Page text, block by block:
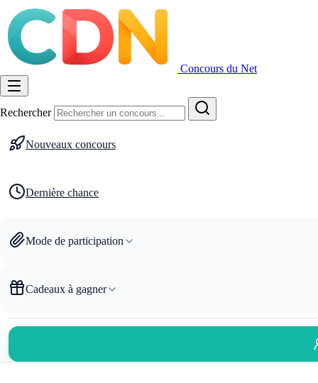
Concours du Net
Rechercher
Nouveaux concours
Dernière chance
Mode de participation
Cadeaux à gagner